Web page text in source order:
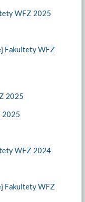
WFZ 2025
Fakultety WFZ
2025
2025
WFZ 2024
Fakultety WFZ